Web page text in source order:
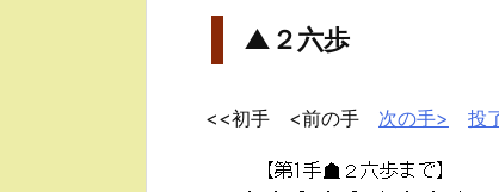
▲２六歩
<<初手 <前の手 次の手> 投